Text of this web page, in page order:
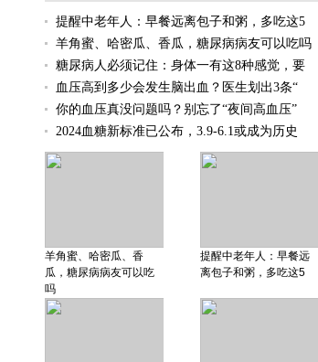
提醒中老年人：早餐远离包子和粥，多吃这5
羊角蜜、哈密瓜、香瓜，糖尿病病友可以吃吗
糖尿病人必须记住：身体一有这8种感觉，要
血压高到多少会发生脑出血？医生划出3条“
你的血压真没问题吗？别忘了“夜间高血压”
2024血糖新标准已公布，3.9-6.1或成为历史
提醒中老年人：早餐远
离包子和粥，多吃这5
羊角蜜、哈密瓜、香
瓜，糖尿病病友可以吃
吗